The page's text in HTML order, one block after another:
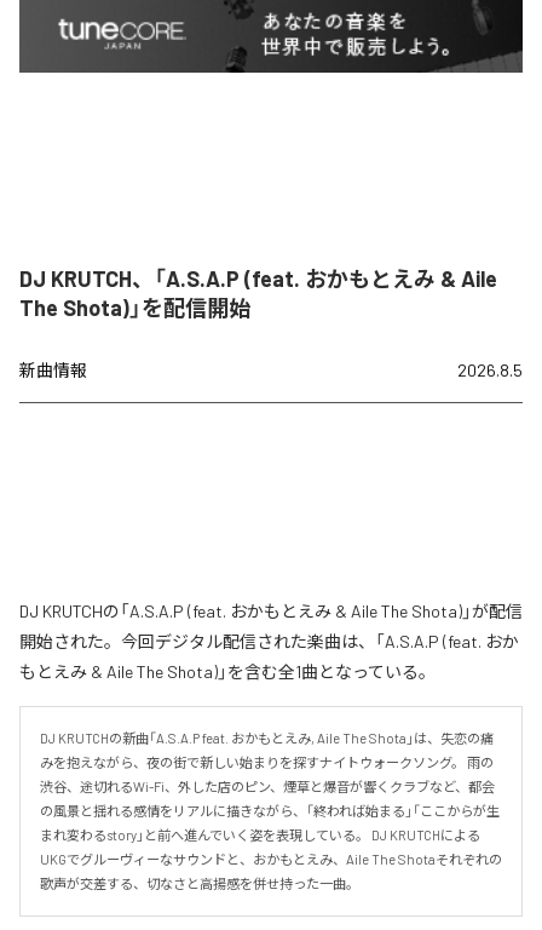
DJ KRUTCH、「A.S.A.P (feat. おかもとえみ & Aile
The Shota)」を配信開始
新曲情報 2026.8.5
DJ KRUTCHの「A.S.A.P (feat. おかもとえみ & Aile The Shota)」が配信
開始された。今回デジタル配信された楽曲は、「A.S.A.P (feat. おか
もとえみ & Aile The Shota)」を含む全1曲となっている。
DJ KRUTCHの新曲「A.S.A.P feat. おかもとえみ, Aile The Shota」は、失恋の痛
みを抱えながら、夜の街で新しい始まりを探すナイトウォークソング。 雨の
渋谷、途切れるWi-Fi、外した店のピン、煙草と爆音が響くクラブなど、都会
の風景と揺れる感情をリアルに描きながら、「終われば始まる」「ここからが生
まれ変わるstory」と前へ進んでいく姿を表現している。 DJ KRUTCHによる
UKGでグルーヴィーなサウンドと、おかもとえみ、Aile The Shotaそれぞれの
歌声が交差する、切なさと高揚感を併せ持った一曲。